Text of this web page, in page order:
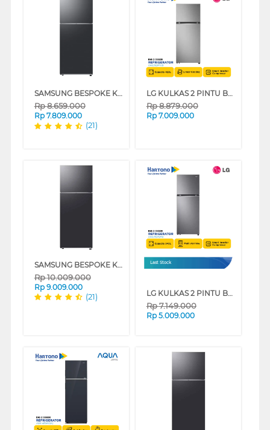
SAMSUNG BESPOKE KULKAS 2 PINTU BESAR BIG 2 DOOR REFRIGERATOR RT38CG6420B1
Rp8.659.000
Rp 7.809.000
(21)
LG KULKAS 2 PINTU BESAR BIG 2 DOOR REFRIGERATOR PASTEL SERIES GNB392PFFB
Rp8.879.000
Rp 7.009.000
SAMSUNG BESPOKE KULKAS 2 PINTU BESAR BIG 2 DOOR REFRIGERATOR RT47CG6422B1
Rp10.009.000
Rp 9.009.000
(21)
Last Stock
LG KULKAS 2 PINTU BESAR BIG 2 DOOR REFRIGERATOR GNB312PQMB
Rp7.149.000
Rp 5.009.000